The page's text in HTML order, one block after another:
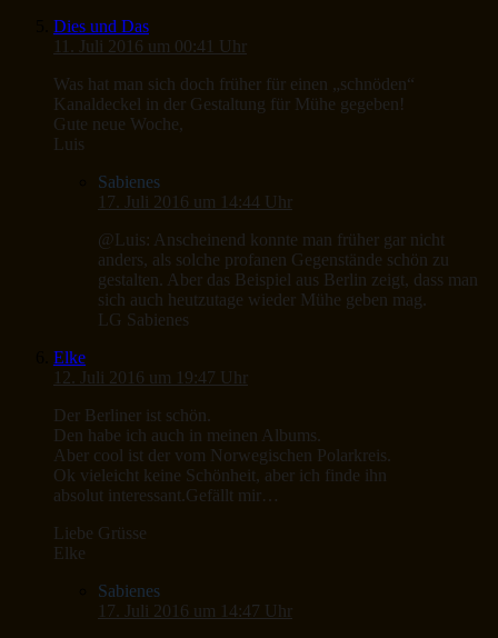
Dies und Das
11. Juli 2016 um 00:41 Uhr
Was hat man sich doch früher für einen „schnöden“
Kanaldeckel in der Gestaltung für Mühe gegeben!
Gute neue Woche,
Luis
Sabienes
17. Juli 2016 um 14:44 Uhr
@Luis: Anscheinend konnte man früher gar nicht
anders, als solche profanen Gegenstände schön zu
gestalten. Aber das Beispiel aus Berlin zeigt, dass man
sich auch heutzutage wieder Mühe geben mag.
LG Sabienes
Elke
12. Juli 2016 um 19:47 Uhr
Der Berliner ist schön.
Den habe ich auch in meinen Albums.
Aber cool ist der vom Norwegischen Polarkreis.
Ok vieleicht keine Schönheit, aber ich finde ihn
absolut interessant.Gefällt mir…
Liebe Grüsse
Elke
Sabienes
17. Juli 2016 um 14:47 Uhr